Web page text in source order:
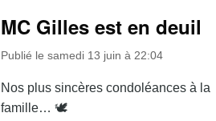
MC Gilles est en deuil
Publié le samedi 13 juin à 22:04
Nos plus sincères condoléances à la
famille… 🕊